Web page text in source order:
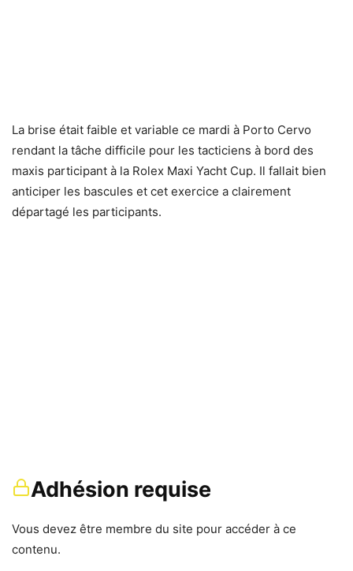
La brise était faible et variable ce mardi à Porto Cervo
rendant la tâche difficile pour les tacticiens à bord des
maxis participant à la Rolex Maxi Yacht Cup. Il fallait bien
anticiper les bascules et cet exercice a clairement
départagé les participants.
Adhésion requise
Vous devez être membre du site pour accéder à ce
contenu.